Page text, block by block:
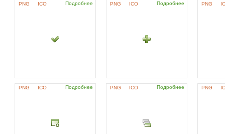
PNG ICO Подробнее PNG ICO Подробнее PNG
PNG ICO Подробнее PNG ICO Подробнее PNG